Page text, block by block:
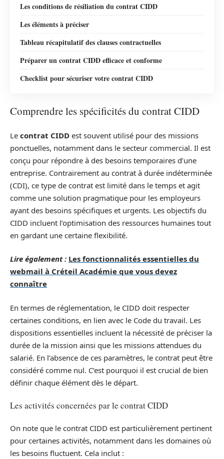
Les conditions de résiliation du contrat CIDD
Les éléments à préciser
Tableau récapitulatif des clauses contractuelles
Préparer un contrat CIDD efficace et conforme
Checklist pour sécuriser votre contrat CIDD
Comprendre les spécificités du contrat CIDD
Le contrat CIDD est souvent utilisé pour des missions
ponctuelles, notamment dans le secteur commercial. Il est
conçu pour répondre à des besoins temporaires d’une
entreprise. Contrairement au contrat à durée indéterminée
(CDI), ce type de contrat est limité dans le temps et agit
comme une solution pragmatique pour les employeurs
ayant des besoins spécifiques et urgents. Les objectifs du
CIDD incluent l’optimisation des ressources humaines tout
en gardant une certaine flexibilité.
Lire également : Les fonctionnalités essentielles du
webmail à Créteil Académie que vous devez
connaître
En termes de réglementation, le CIDD doit respecter
certaines conditions, en lien avec le Code du travail. Les
dispositions essentielles incluent la nécessité de préciser la
durée de la mission ainsi que les missions attendues du
salarié. En l’absence de ces paramètres, le contrat peut être
considéré comme nul. C’est pourquoi il est crucial de bien
définir chaque élément dès le départ.
Les activités concernées par le contrat CIDD
On note que le contrat CIDD est particulièrement pertinent
pour certaines activités, notamment dans les domaines où
les besoins fluctuent. Cela inclut :